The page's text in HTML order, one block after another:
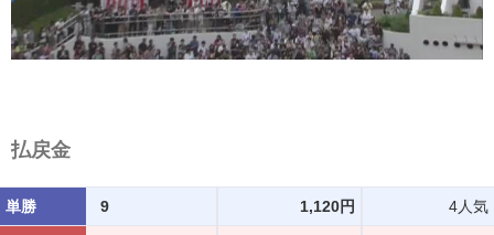
払戻金
単勝 9 1,120円 4人気